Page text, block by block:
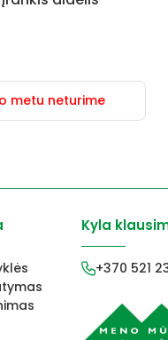
metu neturime
Kyla
+370 521